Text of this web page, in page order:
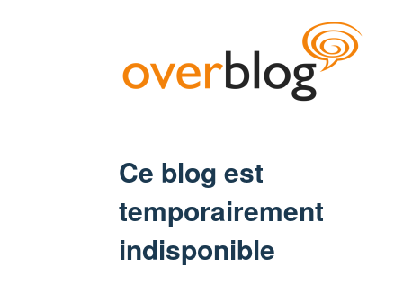
Ce blog est
temporairement
indisponible